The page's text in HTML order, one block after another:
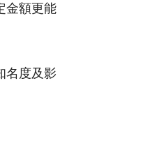
金額更能
名度及影